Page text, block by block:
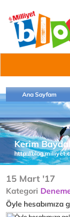
Ana Sayfam
Kerim
http://
15 Mart '17
Kategori
Öyle hesabımıza